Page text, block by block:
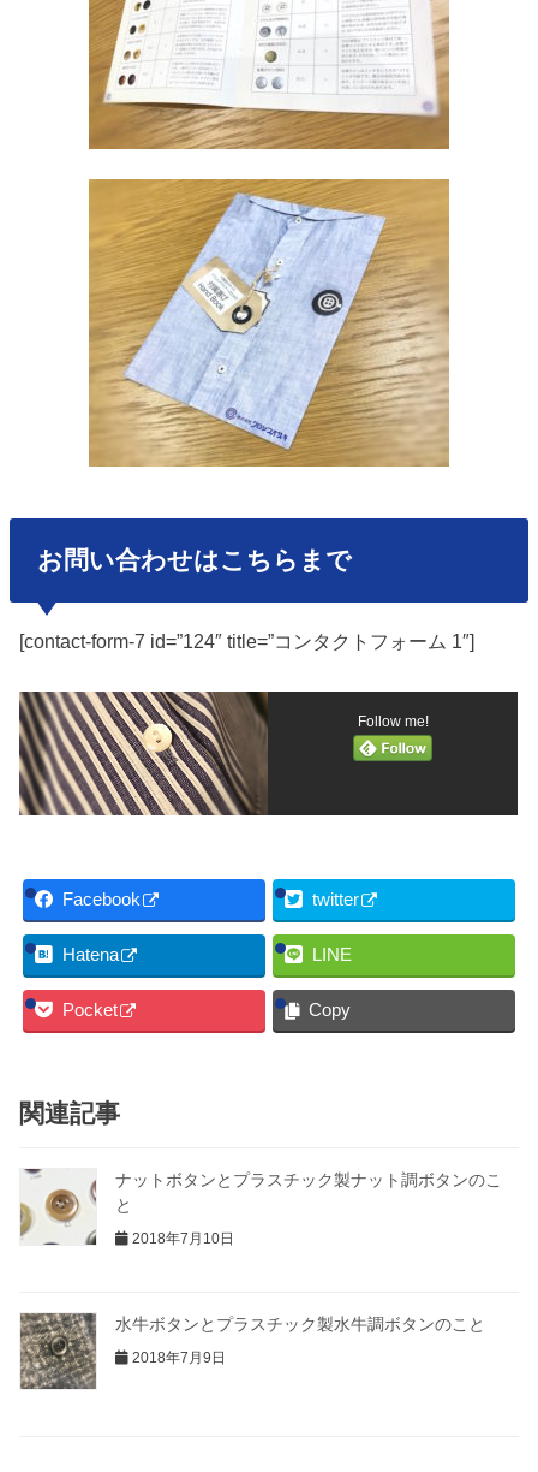
お問い合わせはこちらまで
[contact-form-7 id=”124″ title=”コンタクトフォーム 1″]
Follow me!
Facebook twitter
Hatena LINE
Pocket Copy
関連記事
ナットボタンとプラスチック製ナット調ボタンのこ
と
2018年7月10日
水牛ボタンとプラスチック製水牛調ボタンのこと
2018年7月9日